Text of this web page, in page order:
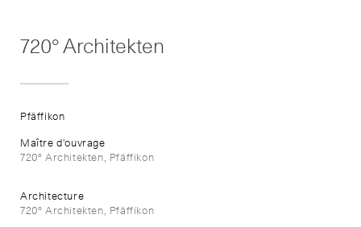
720° Architekten
Pfäffikon
Maître d'ouvrage
720° Architekten, Pfäffikon
Architecture
720° Architekten, Pfäffikon